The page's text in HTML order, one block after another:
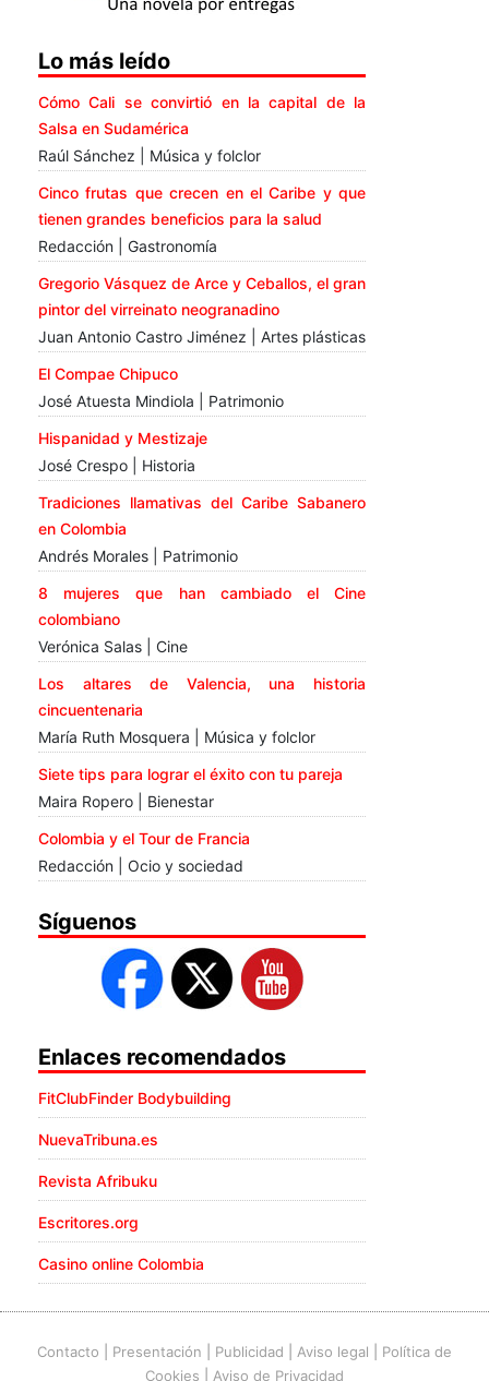
Lo más leído
Cómo Cali se convirtió en la capital de la
Salsa en Sudamérica
Raúl Sánchez | Música y folclor
Cinco frutas que crecen en el Caribe y que
tienen grandes beneficios para la salud
Redacción | Gastronomía
Gregorio Vásquez de Arce y Ceballos, el gran
pintor del virreinato neogranadino
Juan Antonio Castro Jiménez | Artes plásticas
El Compae Chipuco
José Atuesta Mindiola | Patrimonio
Hispanidad y Mestizaje
José Crespo | Historia
Tradiciones llamativas del Caribe Sabanero
en Colombia
Andrés Morales | Patrimonio
8 mujeres que han cambiado el Cine
colombiano
Verónica Salas | Cine
Los altares de Valencia, una historia
cincuentenaria
María Ruth Mosquera | Música y folclor
Siete tips para lograr el éxito con tu pareja
Maira Ropero | Bienestar
Colombia y el Tour de Francia
Redacción | Ocio y sociedad
Síguenos
Enlaces recomendados
FitClubFinder Bodybuilding
NuevaTribuna.es
Revista Afribuku
Escritores.org
Casino online Colombia
Contacto Presentación Publicidad Aviso legal
Política de
Cookies
Aviso de Privacidad